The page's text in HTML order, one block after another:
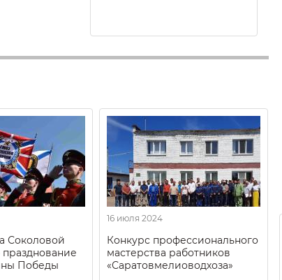
Соколовой
Победы
16 июля 2024
Конкурс профессионального
мастерства работников
«Саратовмелиоводхоза»